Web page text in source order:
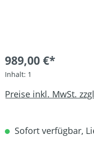
989,00 €*
Inhalt: 1
Preise inkl. MwSt.
Sofort verfügbar,